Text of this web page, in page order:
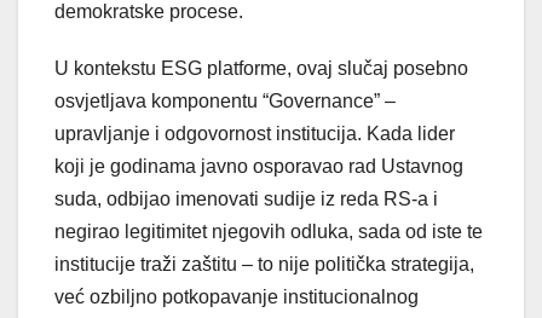
demokratske procese.
U kontekstu ESG platforme, ovaj slučaj posebno
osvjetljava komponentu “Governance” –
upravljanje i odgovornost institucija. Kada lider
koji je godinama javno osporavao rad Ustavnog
suda, odbijao imenovati sudije iz reda RS-a i
negirao legitimitet njegovih odluka, sada od iste te
institucije traži zaštitu – to nije politička strategija,
već ozbiljno potkopavanje institucionalnog